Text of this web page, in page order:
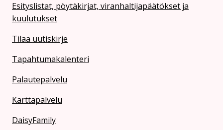
Esityslistat, pöytäkirjat, viranhaltijapäätökset ja
kuulutukset
Tilaa uutiskirje
Tapahtumakalenteri
Palautepalvelu
Karttapalvelu
DaisyFamily